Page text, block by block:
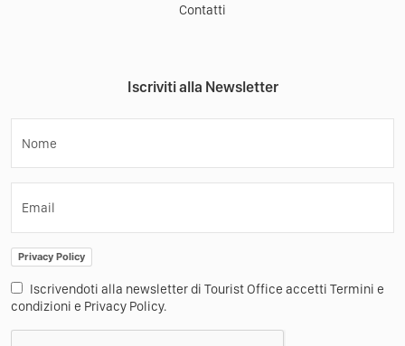
Contatti
Iscriviti alla Newsletter
Nome
Email
Privacy Policy
Iscrivendoti alla newsletter di Tourist Office accetti Termini e
condizioni e Privacy Policy.